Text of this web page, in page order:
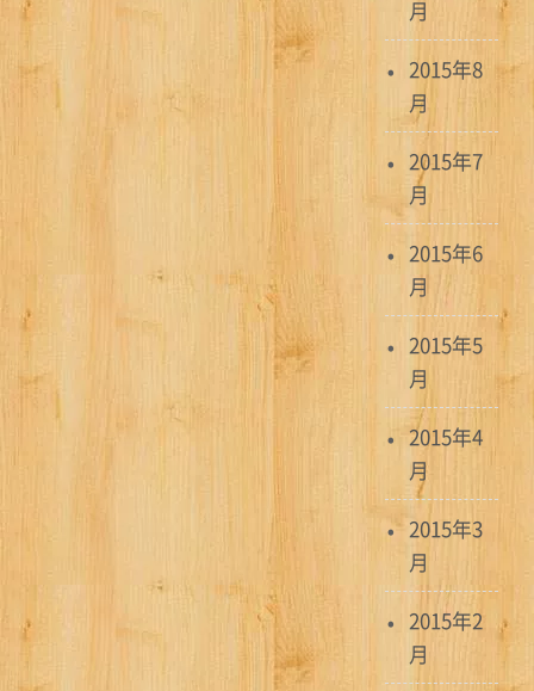
月
2015年8
月
2015年7
月
2015年6
月
2015年5
月
2015年4
月
2015年3
月
2015年2
月